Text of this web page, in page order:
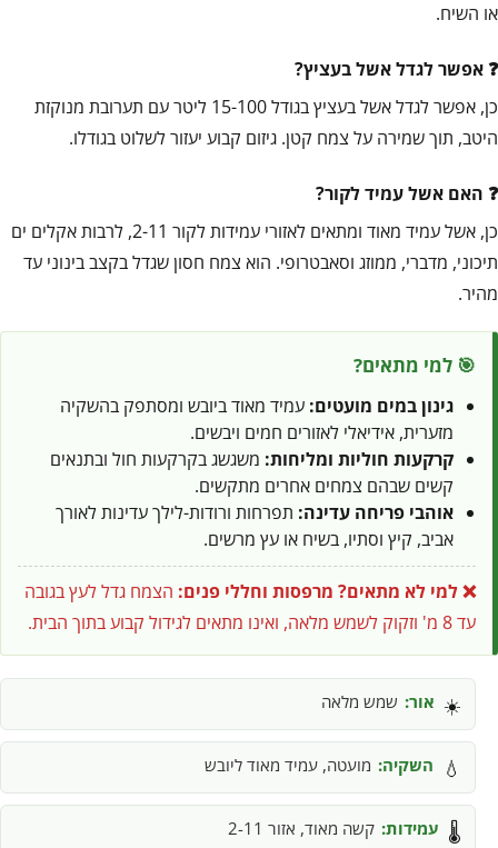
או השיח.
אפשר לגדל אשל בעציץ?
כן, אפשר לגדל אשל בעציץ בגודל 15-100 ליטר עם תערובת מנוקזת
היטב, תוך שמירה על צמח קטן. גיזום קבוע יעזור לשלוט בגודלו.
האם אשל עמיד לקור?
כן, אשל עמיד מאוד ומתאים לאזורי עמידות לקור 2-11, לרבות אקלים ים
תיכוני, מדברי, ממוזג וסאבטרופי. הוא צמח חסון שגדל בקצב בינוני עד
מהיר.
🎯 למי מתאים?
גינון במים מועטים: עמיד מאוד ביובש ומסתפק בהשקיה
מזערית, אידיאלי לאזורים חמים ויבשים.
קרקעות חוליות ומליחות: משגשג בקרקעות חול ובתנאים
קשים שבהם צמחים אחרים מתקשים.
אוהבי פריחה עדינה: תפרחות ורודות-לילך עדינות לאורך
אביב, קיץ וסתיו, בשיח או עץ מרשים.
❌ למי לא מתאים? מרפסות וחללי פנים: הצמח גדל לעץ בגובה
עד 8 מ' וזקוק לשמש מלאה, ואינו מתאים לגידול קבוע בתוך הבית.
☀️ אור: שמש מלאה
💧 השקיה: מועטה, עמיד מאוד ליובש
🌡️ עמידות: קשה מאוד, אזור 2-11